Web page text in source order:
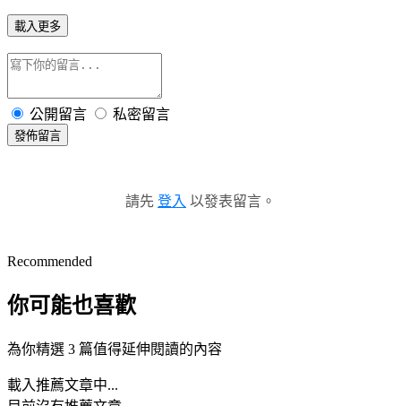
載入更多
公開留言 私密留言
發佈留言
請先 登入 以發表留言。
Recommended
你可能也喜歡
為你精選 3 篇值得延伸閱讀的內容
載入推薦文章中...